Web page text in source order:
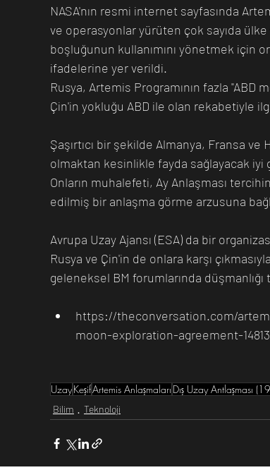
NASA'nın resmi internet sayfasında
ve operasyonlar yürüten çok sayıda
boşluğunun kullanımını yönetmek
ifadelerine yer verildi.
Rusya, Artemis Programının fazla
Çin'in yokluğu ABD ile olan rekabetiyle
Şaşırtıcı bir şekilde Almanya, Fransa
olmaktan kesinlikle fayda sağlayacak iyi
Onların muhalefeti, Ay Anlaşması
edilmiş bir anlaşma görme arzusuna
Avrupa Uzay Ajansı (ESA) da bir
Rusya ve Çin'in de onlara karşı
geleneksel BM forumlarında
https://theconversation.com/
moon-exploration-agreement-
UzayKeşifArtemis Anlaşmaları Dış Uzay Antlaşması
Bilim Teknoloji